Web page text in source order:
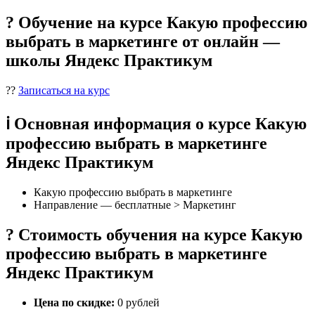
? Обучение на курсе Какую профессию
выбрать в маркетинге от онлайн —
школы Яндекс Практикум
?? Записаться на курс
ℹ️ Основная информация о курсе Какую
профессию выбрать в маркетинге
Яндекс Практикум
Какую профессию выбрать в маркетинге
Направление — бесплатные > Маркетинг
? Стоимость обучения на курсе Какую
профессию выбрать в маркетинге
Яндекс Практикум
Цена по скидке: 0 рублей